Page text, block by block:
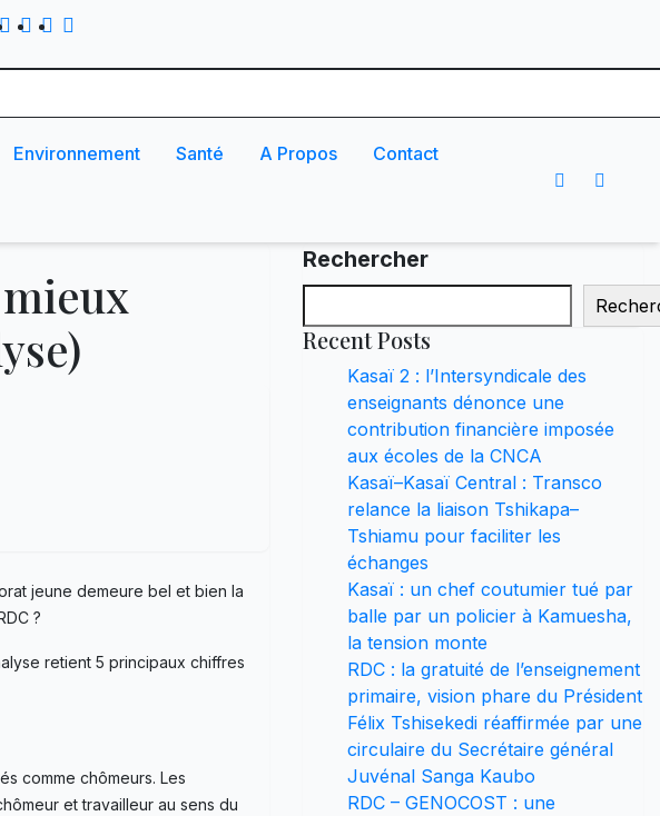
Environnement Santé A Propos Contact
jeune demeure bel et bien la
?
retient 5 principaux chiffres
comme chômeurs. Les
et travailleur au sens du
Rechercher
Recent Posts
Kasaï 2 : l’Intersyndicale des
enseignants dénonce une
contribution financière imposée
aux écoles de la CNCA
Kasaï–Kasaï Central : Transco
relance la liaison Tshikapa–
Tshiamu pour faciliter les
échanges
Kasaï : un chef coutumier tué par
balle par un policier à Kamuesha,
la tension monte
RDC : la gratuité de l’enseignement
primaire, vision phare du Président
Félix Tshisekedi réaffirmée par une
circulaire du Secrétaire général
Juvénal Sanga Kaubo
RDC – GENOCOST : une